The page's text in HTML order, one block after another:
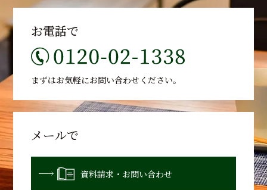
お電話で
まずはお気軽にお問い合わせください。
メールで
資料請求・お問い合わせ